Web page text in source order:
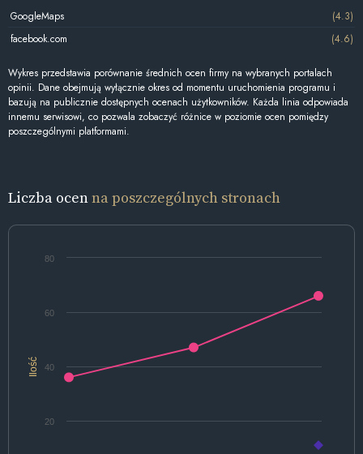
GoogleMaps
(4.3)
facebook.com
(4.6)
Wykres przedstawia porównanie średnich ocen firmy na wybranych portalach
opinii. Dane obejmują wyłącznie okres od momentu uruchomienia programu i
bazują na publicznie dostępnych ocenach użytkowników. Każda linia odpowiada
innemu serwisowi, co pozwala zobaczyć różnice w poziomie ocen pomiędzy
poszczególnymi platformami.
Liczba ocenna poszczególnych stronach
Ilość
20
40
60
80